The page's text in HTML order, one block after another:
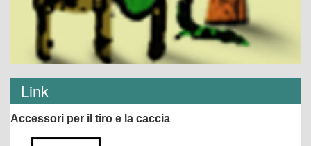
Link
Accessori per il tiro e la caccia